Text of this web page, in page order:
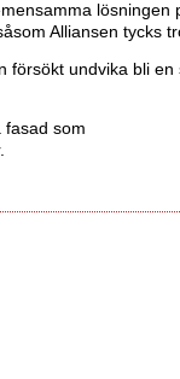
lösningen
Alliansen tycks
försökt undvika bli en
fasad som